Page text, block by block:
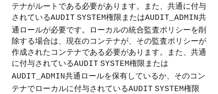
テナがルートである必要があります。また、共通に付与
されているAUDIT SYSTEM権限またはAUDIT_ADMIN共
通ロールが必要です。ローカルの統合監査ポリシーを削
除する場合は、現在のコンテナが、その監査ポリシーが
作成されたコンテナである必要があります。また、共通
に付与されているAUDIT SYSTEM権限または
AUDIT_ADMIN共通ロールを保有しているか、そのコン
テナでローカルに付与されているAUDIT SYSTEM権限